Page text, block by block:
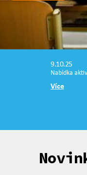
9.10.25
Nabídka
Více